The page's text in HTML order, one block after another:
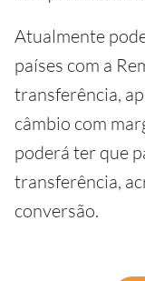
Atualmente
países com a
transferência,
câmbio com
poderá ter que
transferência,
conversão.